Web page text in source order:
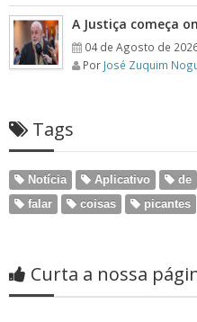
A Justiça começa
04 de Agosto de
Por José Zuquim
Tags
Notícia Aplicativo de
falar
coisas picantes
Curta a nossa